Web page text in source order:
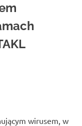
wirusem, w